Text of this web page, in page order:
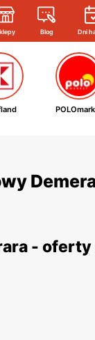
Blog Dni
-